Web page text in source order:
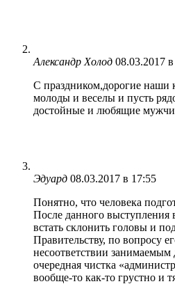
Александр Холод 08.03.2017
С праздником,дорогие наши
молоды и веселы и пусть
достойные и любящие
Эдуард 08.03.2017 в 17:55
Понятно, что человека
После данного выступления
встать склонить головы и
Правительству, по вопросу
несоответствии занимаемым
очередная чистка
вообще-то как-то грустно и